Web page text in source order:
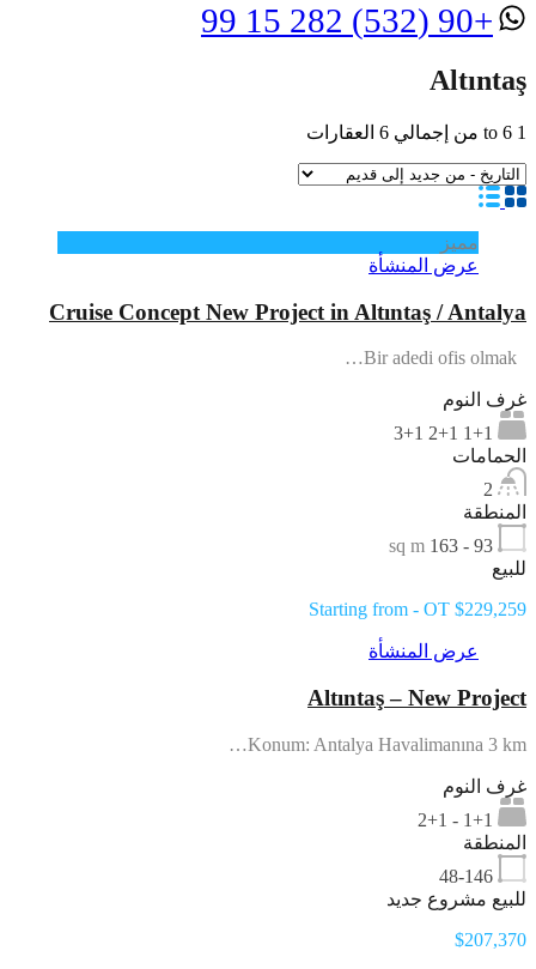
+90 (532) 282 15 99
Altıntaş
1
to 6 من إجمالي 6 العقارات
مميز
عرض المنشأة
Cruise Concept New Project in Altıntaş / Antalya
غرف النوم
1+1 2+1 3+1
الحمامات
2
المنطقة
93 - 163
sq m
للبيع
Starting from - OT $229,259
عرض المنشأة
Altıntaş – New Project
Konum: Antalya Havalimanına 3 km…
غرف النوم
1+1 - 2+1
المنطقة
48-146
للبيع مشروع جديد
$207,370